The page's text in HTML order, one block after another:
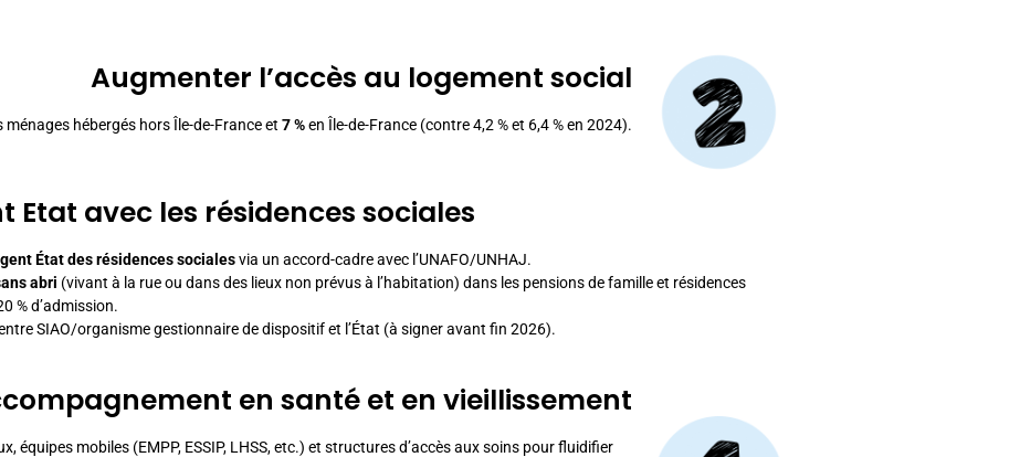
Augmenter l’accès au logement social
hébergés hors Île-de-France et 7 %en Île-de-France (contre 4,2 % et 6,4 % en 2024).
Etat avec les résidences sociales
État des résidences socialesvia un accord-cadre avec l’UNAFO/UNHAJ.
abri (vivant à la rue ou dans des lieux non prévus à l’habitation) dans les pensions de famille et résidences
% d’admission.
SIAO/organisme gestionnaire de dispositif et l’État (à signer avant fin 2026).
en santé et en vieillissement
équipes mobiles (EMPP, ESSIP, LHSS, etc.) et structures d’accès aux soins pour fluidifier